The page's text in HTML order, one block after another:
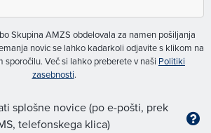
Skupina AMZS obdelovala za namen pošiljanja
novic se lahko kadarkoli odjavite s klikom na
sporočilu. Več si lahko preberete v naši Politiki
zasebnosti.
splošne novice (po e-pošti, prek
telefonskega klica)